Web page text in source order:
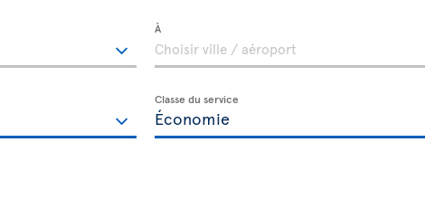
À
Classe du service